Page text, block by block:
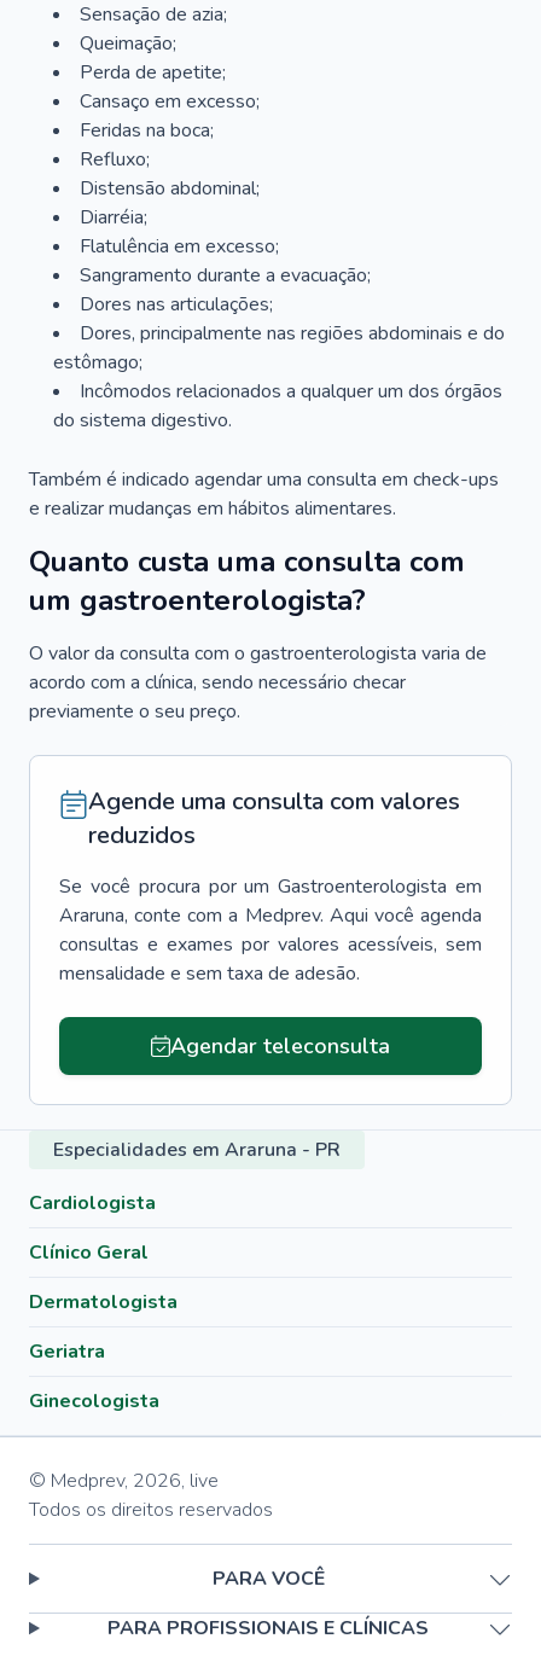
Sensação de azia;
Queimação;
Perda de apetite;
Cansaço em excesso;
Feridas na boca;
Refluxo;
Distensão abdominal;
Diarréia;
Flatulência em excesso;
Sangramento durante a evacuação;
Dores nas articulações;
Dores, principalmente nas regiões abdominais e do
estômago;
Incômodos relacionados a qualquer um dos órgãos
do sistema digestivo.
Também é indicado agendar uma consulta em check-ups
e realizar mudanças em hábitos alimentares.
Quanto custa uma consulta com
um gastroenterologista?
O valor da consulta com o gastroenterologista varia de
acordo com a clínica, sendo necessário checar
previamente o seu preço.
Agende uma consulta com valores
reduzidos
Se você procura por um Gastroenterologista em
Araruna, conte com a Medprev. Aqui você agenda
consultas e exames por valores acessíveis, sem
mensalidade e sem taxa de adesão.
Agendar teleconsulta
Especialidades em Araruna - PR
Cardiologista
Clínico Geral
Dermatologista
Geriatra
Ginecologista
© Medprev, 2026, live
Todos os direitos reservados
PARA VOCÊ
PARA PROFISSIONAIS E CLÍNICAS